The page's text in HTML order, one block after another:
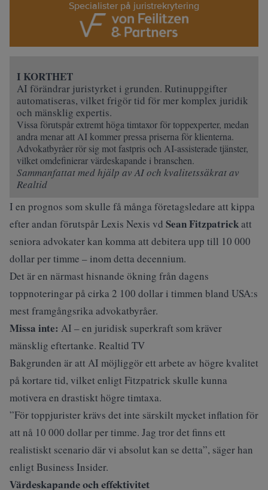
Specialister på juristrekrytering
I KORTHET
AI förändrar juristyrket i grunden. Rutinuppgifter
automatiseras, vilket frigör tid för mer komplex juridik
och mänsklig expertis.
Vissa förutspår extremt höga timtaxor för toppexperter, medan
andra menar att AI kommer pressa priserna för klienterna.
Advokatbyråer rör sig mot fastpris och AI-assisterade tjänster,
vilket omdefinierar värdeskapande i branschen.
Sammanfattat med hjälp av AI och kvalitetssäkrat av
Realtid
I en prognos som skulle få många företagsledare att kippa
efter andan förutspår Lexis Nexis vd Sean Fitzpatrickatt
seniora advokater kan komma att debitera upp till 10 000
dollar per timme – inom detta decennium.
Det är en närmast hisnande ökning från dagens
toppnoteringar på cirka 2 100 dollar i timmen bland USA:s
mest framgångsrika advokatbyråer.
Missa inte: AI – en juridisk superkraft som kräver
mänsklig eftertanke. Realtid TV
Bakgrunden är att AI möjliggör ett arbete av högre kvalitet
på kortare tid, vilket enligt Fitzpatrick skulle kunna
motivera en drastiskt högre timtaxa.
”För toppjurister krävs det inte särskilt mycket inflation för
att nå 10 000 dollar per timme. Jag tror det finns ett
realistiskt scenario där vi absolut kan se detta”, säger han
enligt Business Insider.
Värdeskapande och effektivitet